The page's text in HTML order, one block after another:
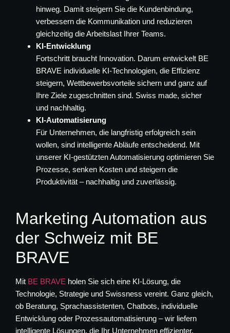
hinweg. Damit steigern Sie die Kundenbindung,
verbessern die Kommunikation und reduzieren
gleichzeitig die Arbeitslast Ihrer Teams.
KI-Entwicklung
Fortschritt braucht Innovation. Darum entwickelt BE
BRAVE individuelle KI-Technologien, die Effizienz
steigern, Wettbewerbsvorteile sichern und ganz auf
Ihre Ziele zugeschnitten sind. Swiss made, sicher
und nachhaltig.
KI-Automatisierung
Für Unternehmen, die langfristig erfolgreich sein
wollen, sind intelligente Abläufe entscheidend. Mit
unserer KI-gestützten Automatisierung optimieren Sie
Prozesse, senken Kosten und steigern die
Produktivität – nachhaltig und zuverlässig.
Marketing Automation aus
der Schweiz mit BE
BRAVE
Mit BE BRAVE holen Sie sich eine KI-Lösung, die
Technologie, Strategie und Swissness vereint. Ganz gleich,
ob Beratung, Sprachassistenten, Chatbots, individuelle
Entwicklung oder Prozessautomatisierung – wir liefern
intelligente Lösungen, die Ihr Unternehmen effizienter,